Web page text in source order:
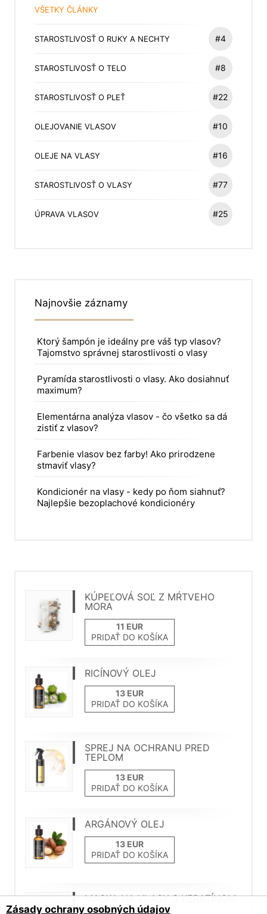
VŠETKY ČLÁNKY
STAROSTLIVOSŤ O RUKY A NECHTY #4
STAROSTLIVOSŤ O TELO #8
STAROSTLIVOSŤ O PLEŤ #22
OLEJOVANIE VLASOV #10
OLEJE NA VLASY #16
STAROSTLIVOSŤ O VLASY #77
ÚPRAVA VLASOV #25
Najnovšie záznamy
Ktorý šampón je ideálny pre váš typ vlasov?
Tajomstvo správnej starostlivosti o vlasy
Pyramída starostlivosti o vlasy. Ako dosiahnuť
maximum?
Elementárna analýza vlasov - čo všetko sa dá
zistiť z vlasov?
Farbenie vlasov bez farby! Ako prirodzene
stmaviť vlasy?
Kondicionér na vlasy - kedy po ňom siahnuť?
Najlepšie bezoplachové kondicionéry
KÚPEĽOVÁ SOĽ Z MŔTVEHO
MORA
PRIDAŤ DO KOŠÍKA
RICÍNOVÝ OLEJ
PRIDAŤ DO KOŠÍKA
SPREJ NA OCHRANU PRED
TEPLOM
PRIDAŤ DO KOŠÍKA
ARGÁNOVÝ OLEJ
PRIDAŤ DO KOŠÍKA
MASKA NA VLASY S KERATÍNOM
Zásady ochrany osobných údajov